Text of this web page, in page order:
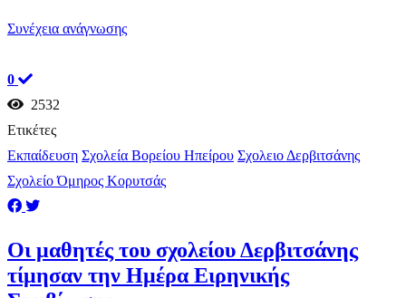
Συνέχεια ανάγνωσης
0
2532
Ετικέτες
Εκπαίδευση Σχολεία Βορείου Ηπείρου Σχολειο Δερβιτσάνης
Σχολείο Όμηρος Κορυτσάς
Οι μαθητές του σχολείου Δερβιτσάνης
τίμησαν την Ημέρα Ειρηνικής